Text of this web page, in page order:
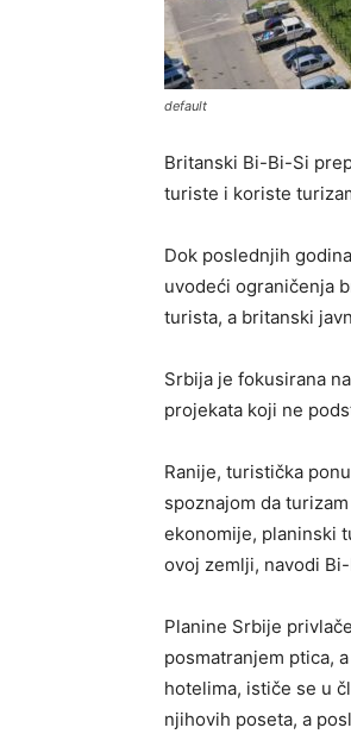
default
Britanski Bi-Bi-Si
turiste i koriste
Dok poslednjih
uvodeći ograničenja
turista, a britanski
Srbija je fokusirana
projekata koji ne
Ranije, turistička
spoznajom da
ekonomije, planinski
ovoj zemlji, navodi
Planine Srbije
posmatranjem ptica,
hotelima, ističe se u
njihovih poseta, a